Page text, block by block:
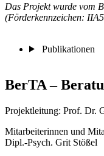
Das Projekt wurde vom
(Förderkennzeichen:
Publikationen
BerTA ­–
Projektleitung: Prof. Dr.
Mitarbeiterinnen und
Dipl.-Psych. Grit Stößel